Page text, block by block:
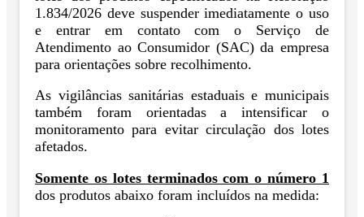
1.834/2026 deve suspender imediatamente o uso
e entrar em contato com o Serviço de
Atendimento ao Consumidor (SAC) da empresa
para orientações sobre recolhimento.
As vigilâncias sanitárias estaduais e municipais
também foram orientadas a intensificar o
monitoramento para evitar circulação dos lotes
afetados.
Somente os lotes terminados com o número 1
dos produtos abaixo foram incluídos na medida: